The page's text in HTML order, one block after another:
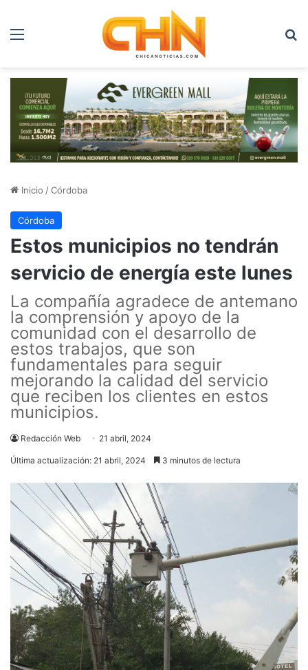
Menú
Inicio /Córdoba
Córdoba
Estos municipios no tendrán
servicio de energía este lunes
La compañía agradece de antemano
la comprensión y apoyo de la
comunidad con el desarrollo de
estos trabajos, que son
fundamentales para seguir
mejorando la calidad del servicio
que reciben los clientes en estos
municipios.
Redacción Web 21 abril, 2024
Última actualización: 21 abril, 2024 3 minutos de lectura